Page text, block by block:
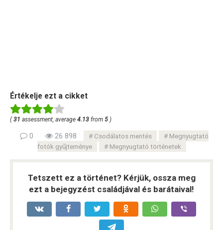
Értékelje ezt a cikket
(31 assessment, average 4.13 from 5 )
0 26 898 Csodálatos mentés
Megnyugtató
fotók gyűjteménye
Megnyugtató történetek
Tetszett ez a történet? Kérjük, ossza meg
ezt a bejegyzést családjával és barátaival!